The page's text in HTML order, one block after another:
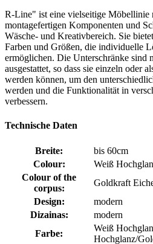
R-Line" ist eine vielseitige Möbellinie
montagefertigen Komponenten und
Wäsche- und Kreativbereich. Sie
Farben und Größen, die individuelle
ermöglichen. Die Unterschränke sind
ausgestattet, so dass sie einzeln oder
werden können, um den
werden und die Funktionalität in
verbessern.
Technische Daten
Breite:
bis 60cm
Colour:
Weiß
Colour of the
corpus:
Goldkraft
Design:
modern
Dizainas:
modern
Farbe:
Weiß
Hochglanz/